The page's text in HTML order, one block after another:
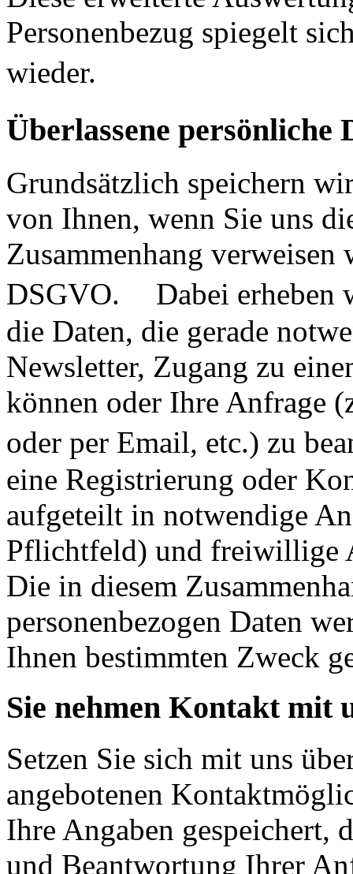
Personenbezug spiegelt
wieder.
Überlassene
Grundsätzlich speichern
von Ihnen, wenn Sie uns
Zusammenhang
DSGVO. Dabei erheben
die Daten, die gerade
Newsletter, Zugang zu
können oder Ihre Anfrage
oder per Email, etc.) zu
eine Registrierung oder
aufgeteilt in notwendige
Pflichtfeld) und freiwillige
Die in diesem
personenbezogen Daten
Ihnen bestimmten Zweck
Sie nehmen Kontakt mit
Setzen Sie sich mit uns
angebotenen
Ihre Angaben gespeichert,
und Beantwortung Ihrer